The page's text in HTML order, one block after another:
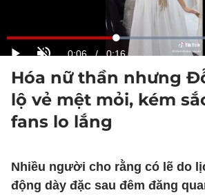
Hóa nữ thần nhưng
lộ vẻ mệt mỏi, kém
fans lo lắng
Nhiều người cho rằng có lẽ do
động dày đặc sau đêm đăng